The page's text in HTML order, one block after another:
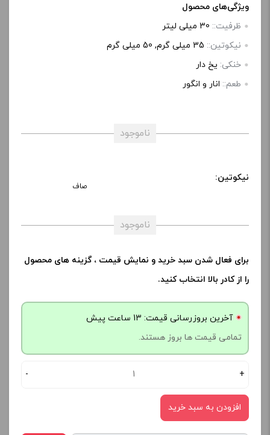
ویژگی‌های محصول
ظرفیت:: 30 میلی‌ لیتر
نیکوتین:: 35 میلی‌ گرم, 50 میلی گرم
خنکی: یخ دار
طعم:: انار و انگور
ناموجود
نیکوتین:
صاف
ناموجود
برای فعال شدن سبد خرید و نمایش قیمت ، گزینه های محصول
را از کادر بالا انتخاب کنید.
آخرین بروزرسانی قیمت: 13 ساعت پیش
تمامی قیمت ها بروز هستند.
- +
افزودن به سبد خرید